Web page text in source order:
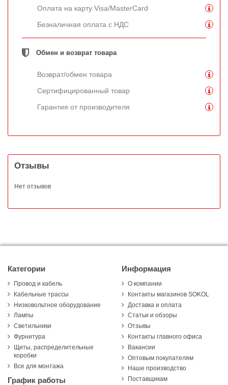
Оплата на карту Visa/MasterCard
Безналичная оплата с НДС
Обмен и возврат товара
Возврат/обмен товара
Сертифицированный товар
Гарантия от производителя
Отзывы
Нет отзывов
Категории
Провод и кабель
Кабельные трассы
Низковольтное оборудование
Лампы
Светильники
Фурнитура
Щиты, распределительные
коробки
Все для монтажа
График работы
Информация
О компании
Контакты магазинов SOKOL
Доставка и оплата
Статьи и обзоры
Отзывы
Контакты главного офиса
Вакансии
Оптовым покупателям
Наше производство
Поставщикам